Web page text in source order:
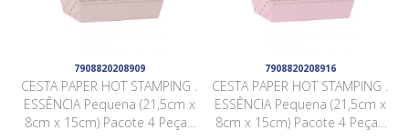
7908820208909
CESTA PAPER HOT STAMPING .
ESSÊNCIA Pequena (21,5cm x
8cm x 15cm) Pacote 4 Peças
7908820208916
CESTA PAPER HOT STAMPING .
ESSÊNCIA Pequena (21,5cm x
8cm x 15cm) Pacote 4 Peças